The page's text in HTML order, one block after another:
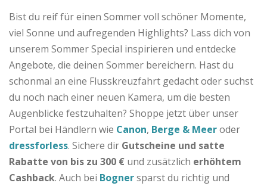
Bist du reif für einen Sommer voll schöner Momente,
viel Sonne und aufregenden Highlights? Lass dich von
unserem Sommer Special inspirieren und entdecke
Angebote, die deinen Sommer bereichern. Hast du
schonmal an eine Flusskreuzfahrt gedacht oder suchst
du noch nach einer neuen Kamera, um die besten
Augenblicke festzuhalten? Shoppe jetzt über unser
Portal bei Händlern wie Canon, Berge & Meeroder
dressforless. Sichere dir Gutscheine und satte
Rabatte von bis zu 300 € und zusätzlich erhöhtem
Cashback. Auch bei Bognersparst du richtig und